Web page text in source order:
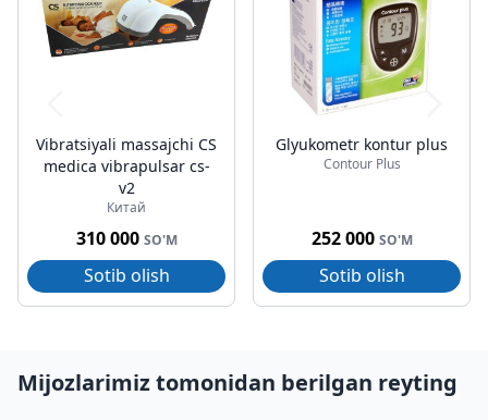
Vibratsiyali massajchi CS
medica vibrapulsar cs-
v2
Китай
310 000 SO'M
Sotib olish
Glyukometr kontur plus
Contour Plus
252 000 SO'M
Sotib olish
Mijozlarimiz tomonidan berilgan reyting